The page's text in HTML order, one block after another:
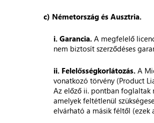
c) Németország és Ausztria.
i. Garancia. A megfelelő
nem biztosít szerződéses
ii. Felelősségkorlátozás. A
vonatkozó törvény (Product
Az előző ii. pontban foglaltak
amelyek feltétlenül
elvárható a másik féltől (ezek